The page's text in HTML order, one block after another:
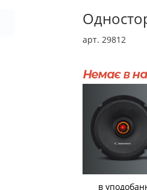
арт. 29812
в